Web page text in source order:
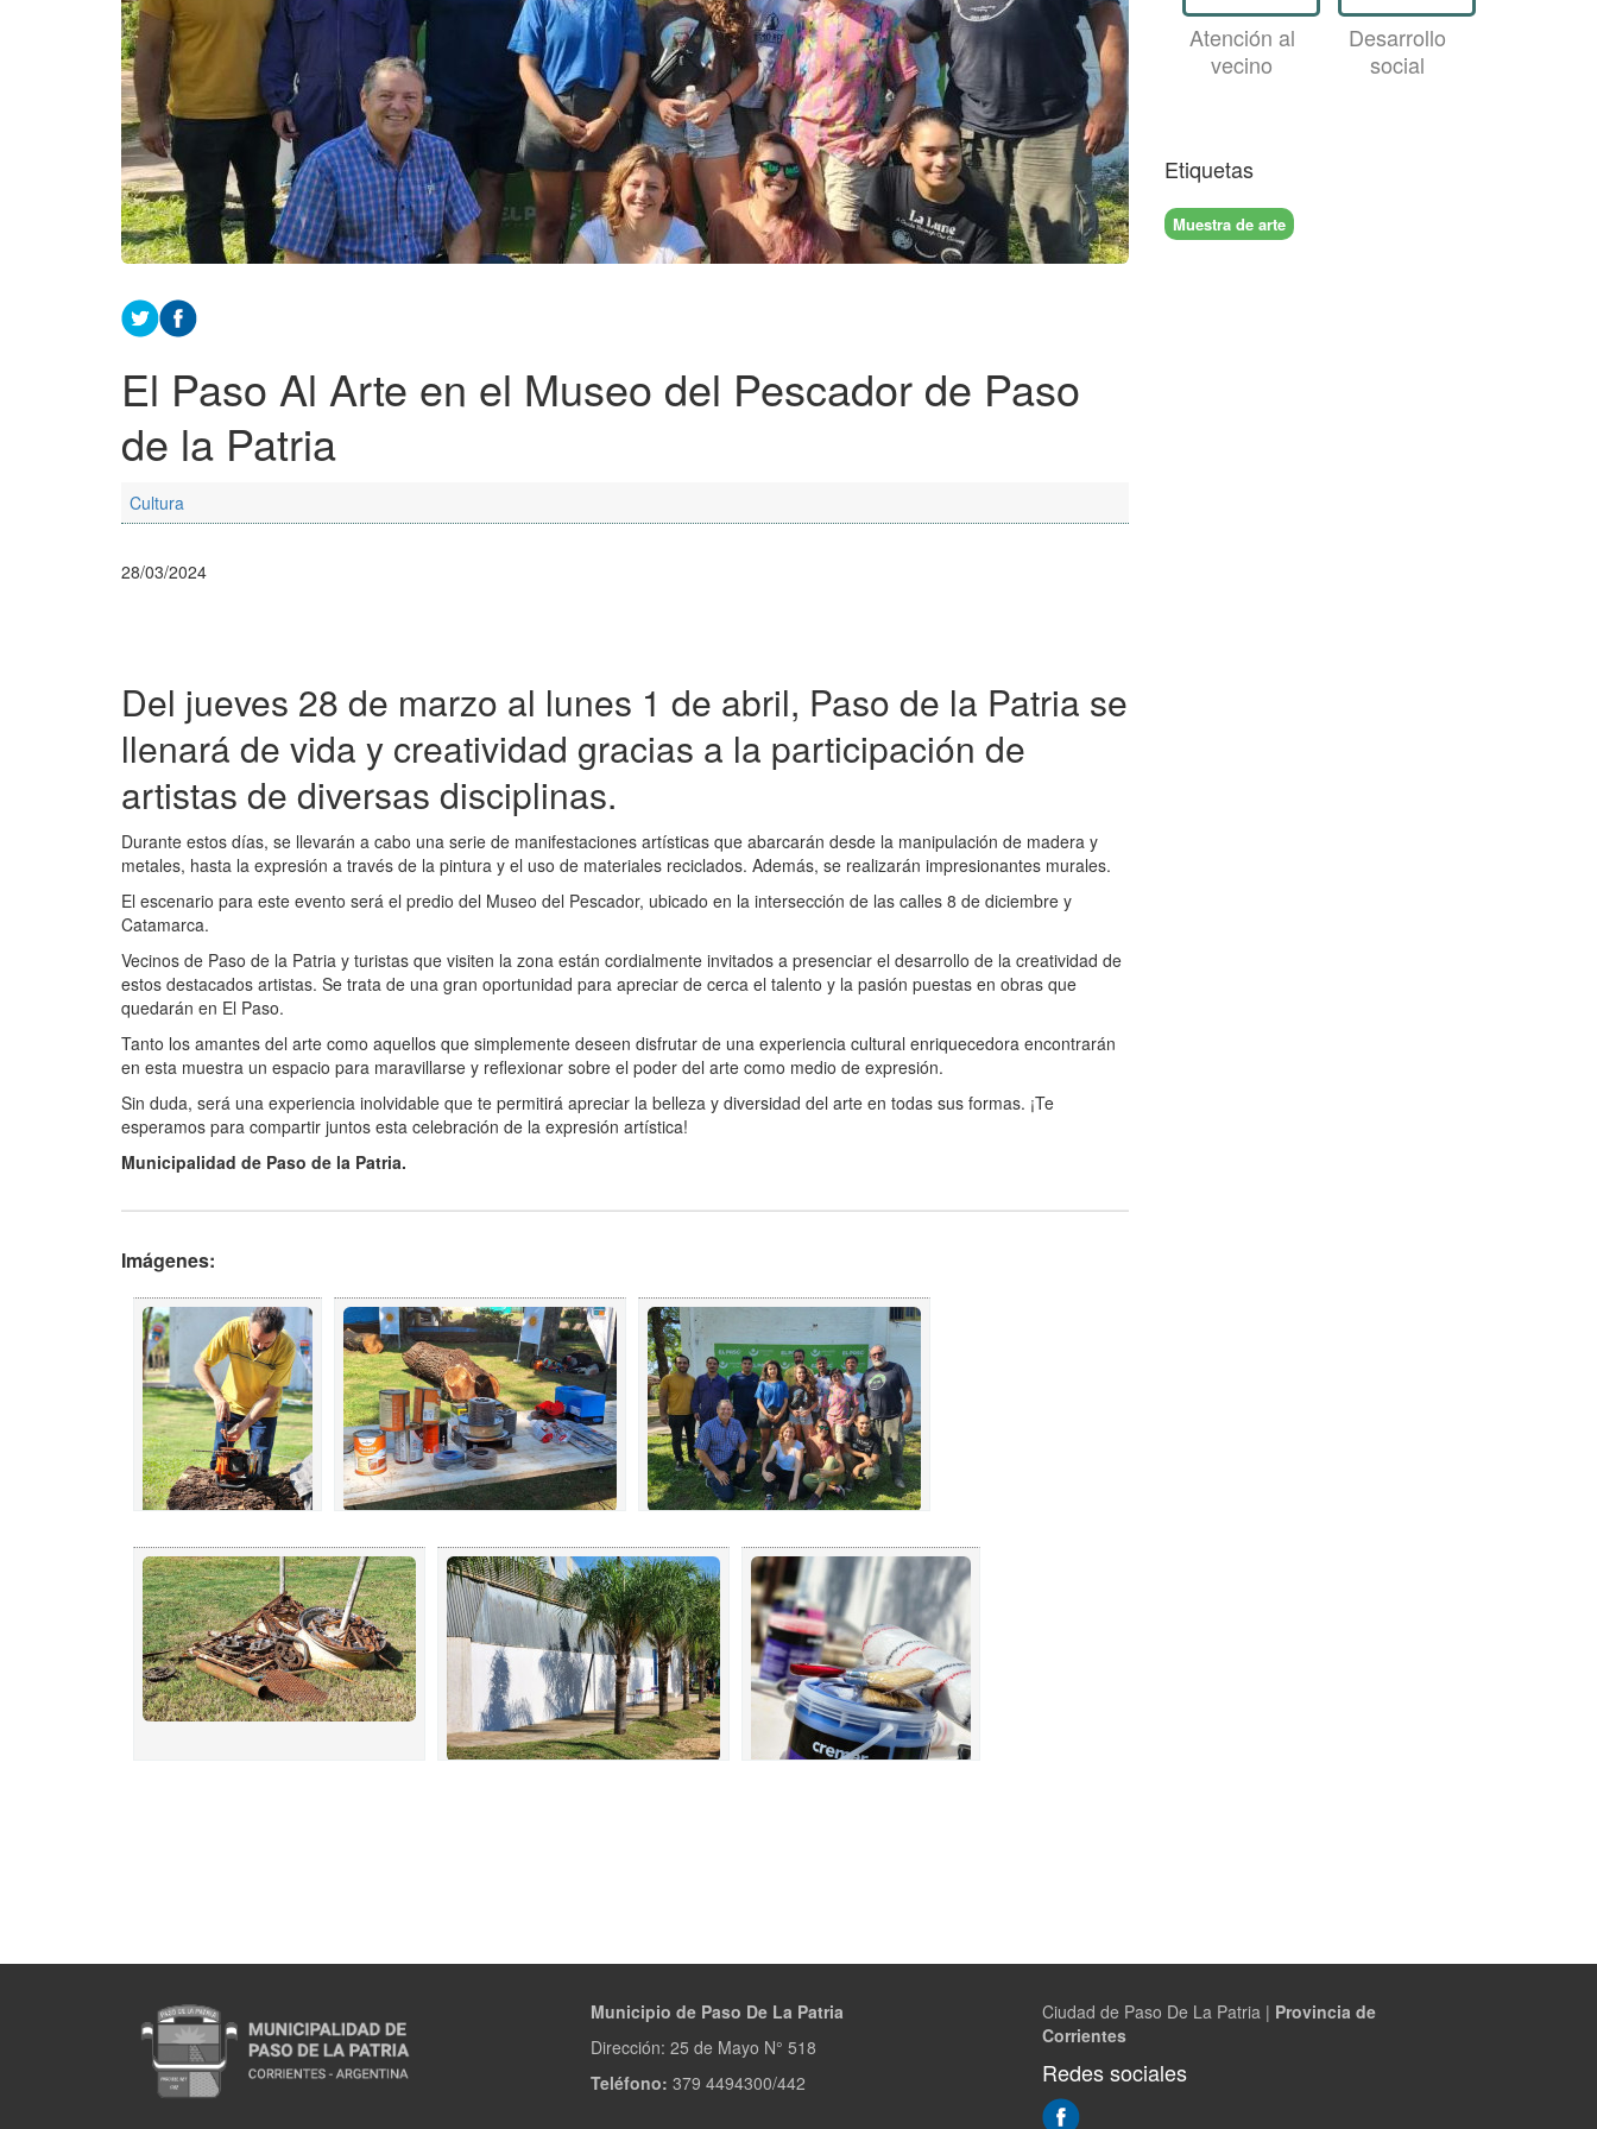
El Paso Al Arte en el Museo del Pescador de Paso
de la Patria
Cultura
28/03/2024
Del jueves 28 de marzo al lunes 1 de abril, Paso de la Patria se
llenará de vida y creatividad gracias a la participación de
artistas de diversas disciplinas.
Durante estos días, se llevarán a cabo una serie de manifestaciones artísticas que abarcarán desde la manipulación de madera y
metales, hasta la expresión a través de la pintura y el uso de materiales reciclados. Además, se realizarán impresionantes murales.
El escenario para este evento será el predio del Museo del Pescador, ubicado en la intersección de las calles 8 de diciembre y
Catamarca.
Vecinos de Paso de la Patria y turistas que visiten la zona están cordialmente invitados a presenciar el desarrollo de la creatividad de
estos destacados artistas. Se trata de una gran oportunidad para apreciar de cerca el talento y la pasión puestas en obras que
quedarán en El Paso.
Tanto los amantes del arte como aquellos que simplemente deseen disfrutar de una experiencia cultural enriquecedora encontrarán
en esta muestra un espacio para maravillarse y reflexionar sobre el poder del arte como medio de expresión.
Sin duda, será una experiencia inolvidable que te permitirá apreciar la belleza y diversidad del arte en todas sus formas. ¡Te
esperamos para compartir juntos esta celebración de la expresión artística!
Municipalidad de Paso de la Patria.
Imágenes:
Atención al
vecino
Desarrollo
social
Etiquetas
Muestra de arte
Municipio de Paso De La Patria
Dirección: 25 de Mayo N° 518
Teléfono: 379 4494300/442
Ciudad de Paso De La Patria | Provincia de
Corrientes
Redes sociales